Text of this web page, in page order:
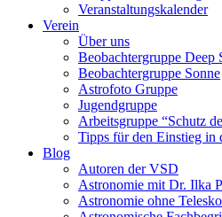
Veranstaltungskalender
Verein
Über uns
Beobachtergruppe Deep
Beobachtergruppe Sonne
Astrofoto Gruppe
Jugendgruppe
Arbeitsgruppe “Schutz
Tipps für den Einstieg in
Blog
Autoren der VSD
Astronomie mit Dr. Ilka
Astronomie ohne